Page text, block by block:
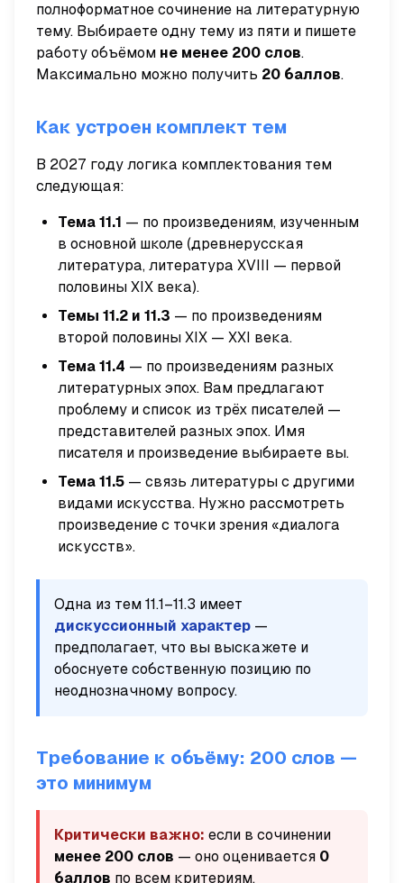
полноформатное сочинение на литературную
тему. Выбираете одну тему из пяти и пишете
работу объёмом не менее 200 слов.
Максимально можно получить 20 баллов.
Как устроен комплект тем
В 2027 году логика комплектования тем
следующая:
Тема 11.1 — по произведениям, изученным
в основной школе (древнерусская
литература, литература XVIII — первой
половины XIX века).
Темы 11.2 и 11.3 — по произведениям
второй половины XIX — XXI века.
Тема 11.4 — по произведениям разных
литературных эпох. Вам предлагают
проблему и список из трёх писателей —
представителей разных эпох. Имя
писателя и произведение выбираете вы.
Тема 11.5 — связь литературы с другими
видами искусства. Нужно рассмотреть
произведение с точки зрения «диалога
искусств».
Одна из тем 11.1–11.3 имеет
дискуссионный характер —
предполагает, что вы выскажете и
обоснуете собственную позицию по
неоднозначному вопросу.
Требование к объёму: 200 слов —
это минимум
Критически важно: если в сочинении
менее 200 слов — оно оценивается 0
баллов по всем критериям.